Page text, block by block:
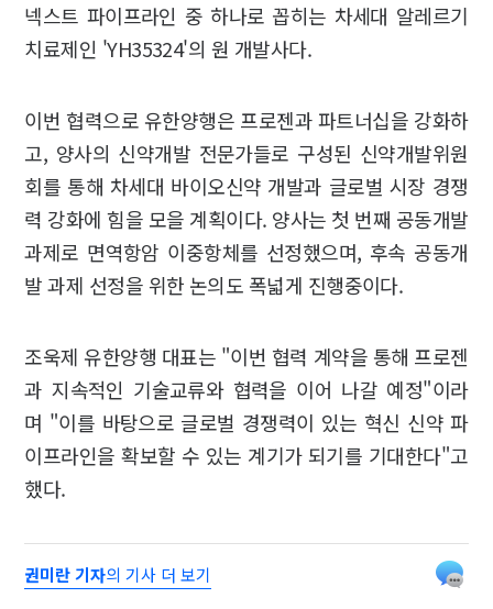
넥스트 파이프라인 중 하나로 꼽히는 차세대 알레르기
치료제인 'YH35324'의 원 개발사다.
이번 협력으로 유한양행은 프로젠과 파트너십을 강화하
고, 양사의 신약개발 전문가들로 구성된 신약개발위원
회를 통해 차세대 바이오신약 개발과 글로벌 시장 경쟁
력 강화에 힘을 모을 계획이다. 양사는 첫 번째 공동개발
과제로 면역항암 이중항체를 선정했으며, 후속 공동개
발 과제 선정을 위한 논의도 폭넓게 진행중이다.
조욱제 유한양행 대표는 "이번 협력 계약을 통해 프로젠
과 지속적인 기술교류와 협력을 이어 나갈 예정"이라
며 "이를 바탕으로 글로벌 경쟁력이 있는 혁신 신약 파
이프라인을 확보할 수 있는 계기가 되기를 기대한다"고
했다.
권미란 기자의 기사 더 보기